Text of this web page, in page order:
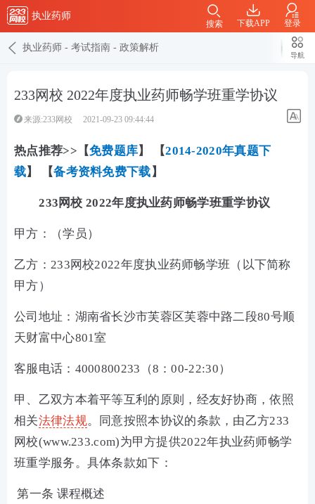
执业药师
下载APP 登录
搜索
执业药师 - 考试指南 - 政策解析
导航
233网校 2022年度执业药师畅学班重学协议
来源:233网校 2021-09-23 09:44:44
热点推荐>> 【免费题库】 【2014-2020年真题下
载】 【备考资料免费下载 】
233网校 2022年度执业药师畅学班重学协议
甲方：（学员）
乙方：233网校2022年度执业药师畅学班（以下简称
甲方）
公司地址：湖南省长沙市芙蓉区芙蓉中路二段80号顺
天财富中心801室
客服电话：4000800233（8：00-22:30）
甲、乙双方本着平等互利的原则，经友好协商，依照
相关法律法规。同意按照本协议的条款，由乙方233
网校(www.233.com)为甲方提供2022年执业药师畅学
班重学服务。具体条款如下：
第一条 课程概述